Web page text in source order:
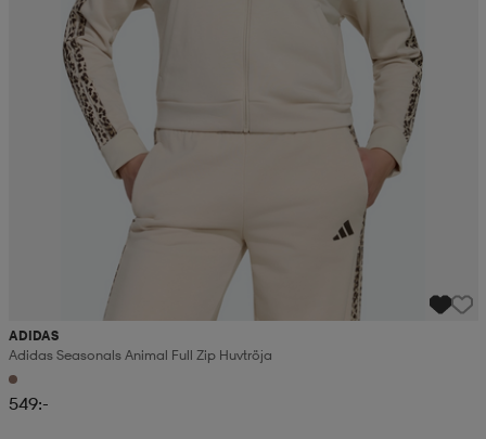
ADIDAS
Adidas Seasonals Animal Full Zip Huvtröja
549:-